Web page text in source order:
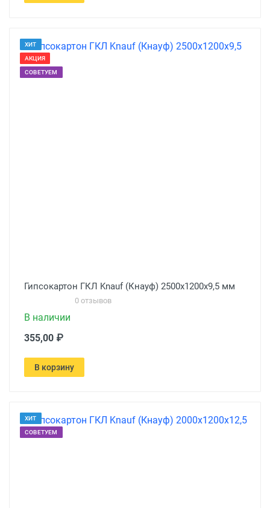
ХИТ
АКЦИЯ
СОВЕТУЕМ
Гипсокартон ГКЛ Knauf (Кнауф) 2500х1200х9,5 мм
0 отзывов
В наличии
355,00 ₽
В корзину
ХИТ
СОВЕТУЕМ